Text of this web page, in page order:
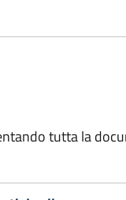
tutta la